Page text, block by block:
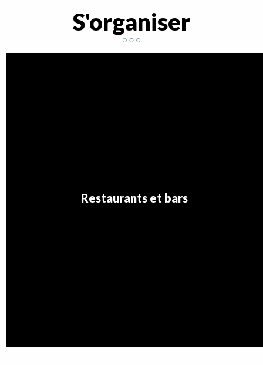
Le Rocher Rond
Chalet Fabuloup
Chalet La Louvière
S'organiser
Restaurants et bars